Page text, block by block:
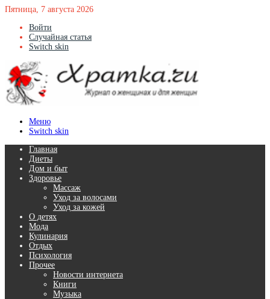
Пятница, 7 августа 2026
Войти
Случайная статья
Switch skin
Меню
Switch skin
Главная
Диеты
Дом и быт
Здоровье
Массаж
Уход за волосами
Уход за кожей
О детях
Мода
Кулинария
Отдых
Психология
Прочее
Новости интернета
Книги
Музыка